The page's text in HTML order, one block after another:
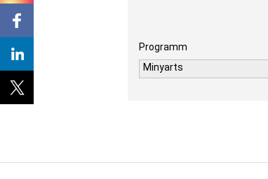
Programm
Minyarts